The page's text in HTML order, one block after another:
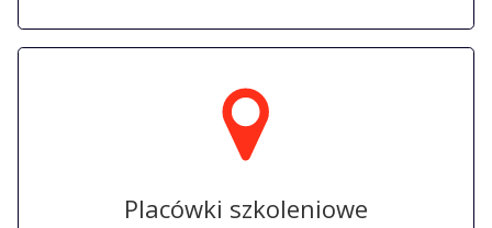
Placówki szkoleniowe